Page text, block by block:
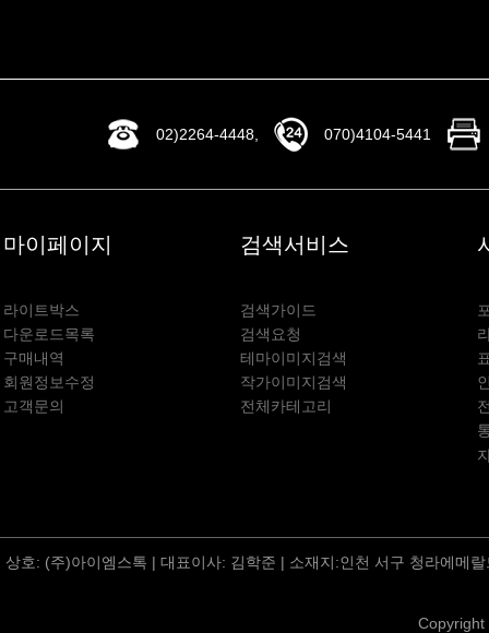
02)2264-4448, 070)4104-5441
마이페이지 검색서비스
라이트박스 검색가이드
다운로드목록
검색요청
구매내역
테마이미지검색
회원정보수정
작가이미지검색
고객문의
전체카테고리
상호: (주)아이엠스톡 | 대표이사: 김학준 | 소재지:인천 서구 청라에메
Copyright